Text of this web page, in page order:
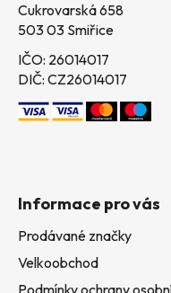
Cukrovarská 658
503 03 Smiřice
IČO: 26014017
DIČ: CZ26014017
Informace pro vás
Prodávané značky
Velkoobchod
Podmínky ochrany